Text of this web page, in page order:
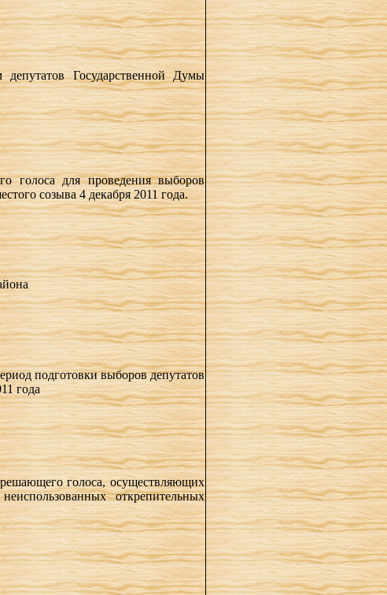
Государственной Думы
голоса для проведения выборов
созыва4 декабря 2011 года.
подготовки выборов депутатов
года
голоса, осуществляющих
открепительных